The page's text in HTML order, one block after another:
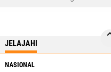
JELAJAHI
NASIONAL